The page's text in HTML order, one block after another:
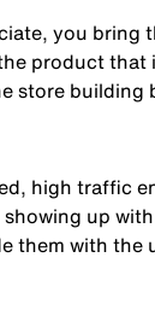
you bring
product that
store
high traffic
showing up
them with the